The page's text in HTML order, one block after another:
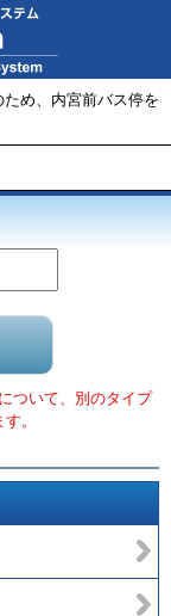
ため、内宮前バス停を
ついて、別のタイプ
。